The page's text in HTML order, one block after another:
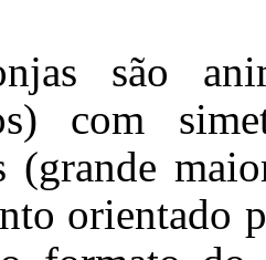
são
com
(grande
orientado